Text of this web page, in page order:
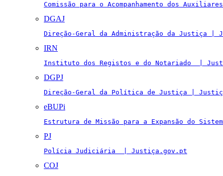
Comissão para o Acompanhamento dos
DGAJ
Direção-Geral da Administração da Justiça |
IRN
Instituto dos Registos e do Notariado  |
DGPJ
Direção-Geral da Política de Justiça |
eBUPi
Estrutura de Missão para a Expansão do
PJ
Polícia Judiciária  | Justiça.gov.pt
COJ